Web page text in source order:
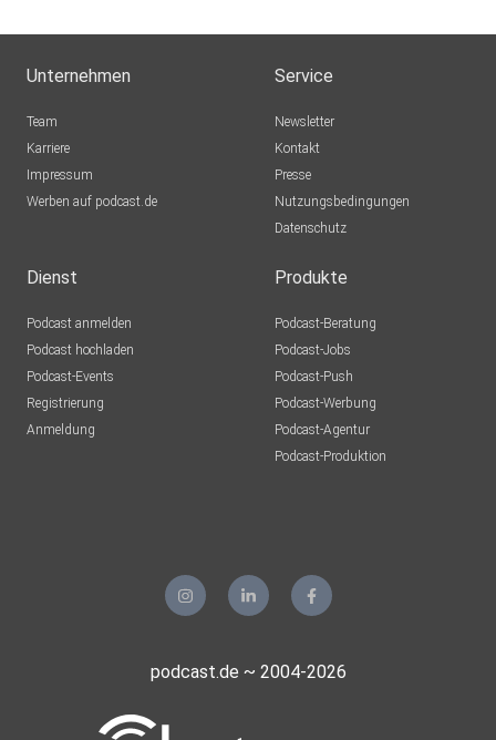
Unternehmen
Team
Karriere
Impressum
Werben auf podcast.de
Service
Newsletter
Kontakt
Presse
Nutzungsbedingungen
Datenschutz
Dienst
Podcast anmelden
Podcast hochladen
Podcast-Events
Registrierung
Anmeldung
Produkte
Podcast-Beratung
Podcast-Jobs
Podcast-Push
Podcast-Werbung
Podcast-Agentur
Podcast-Produktion
podcast.de ~ 2004-2026